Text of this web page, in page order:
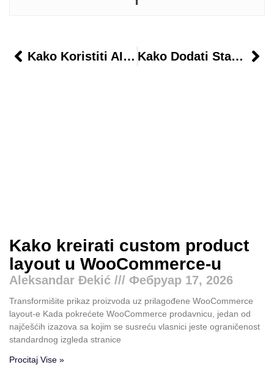
Kako Koristiti AI Za Generisanje Atributa Proizvoda Kako Dodati Statičke Blokove U WooCommerce Shop
Kako kreirati custom product
layout u WooCommerce-u
Aleksandar Đekić Фебруар 17, 2026
Transformišite prikaz proizvoda uz prilagođene WooCommerce
layout-e Kada pokrećete WooCommerce prodavnicu, jedan od
najčešćih izazova sa kojim se susreću vlasnici jeste ograničenost
standardnog izgleda stranice
Procitaj Vise »